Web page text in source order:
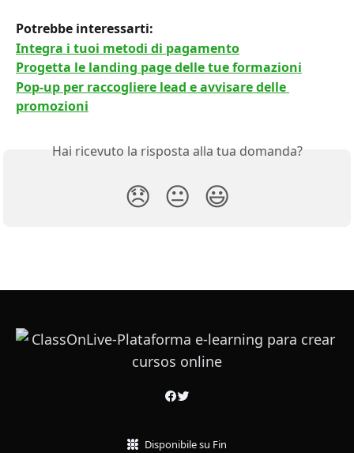
Potrebbe interessarti:
Integra i tuoi metodi di pagamento
Progetta le landing page delle tue formazioni
Pop-up per raccogliere lead e avvisare delle
promozioni
Hai ricevuto la risposta alla tua domanda?
😞 😐 😃
Disponibile su Fin